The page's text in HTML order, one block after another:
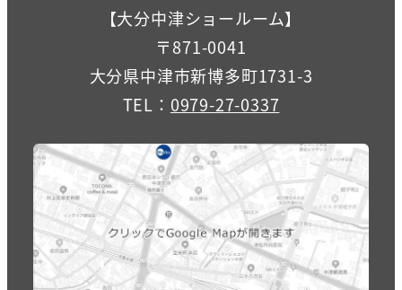
【大分中津ショールーム】
〒871-0041
大分県中津市新博多町1731-3
TEL： 0979-27-0337